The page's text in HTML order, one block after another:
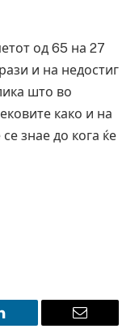
од 65 на 27
и на недостиг
што во
како и на
знае до кога ќе
Email